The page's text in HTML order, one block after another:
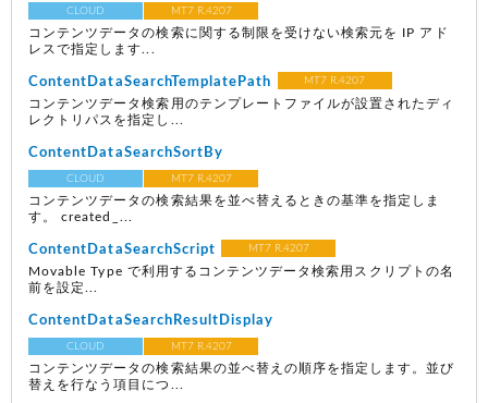
CLOUD MT7 R.4207
コンテンツデータの検索に関する制限を受けない検索元を IP アド
レスで指定します...
ContentDataSearchTemplatePath MT7 R.4207
コンテンツデータ検索用のテンプレートファイルが設置されたディ
レクトリパスを指定し...
ContentDataSearchSortBy
CLOUD MT7 R.4207
コンテンツデータの検索結果を並べ替えるときの基準を指定しま
す。 created_...
ContentDataSearchScript MT7 R.4207
Movable Type で利用するコンテンツデータ検索用スクリプトの名
前を設定...
ContentDataSearchResultDisplay
CLOUD MT7 R.4207
コンテンツデータの検索結果の並べ替えの順序を指定します。並び
替えを行なう項目につ...